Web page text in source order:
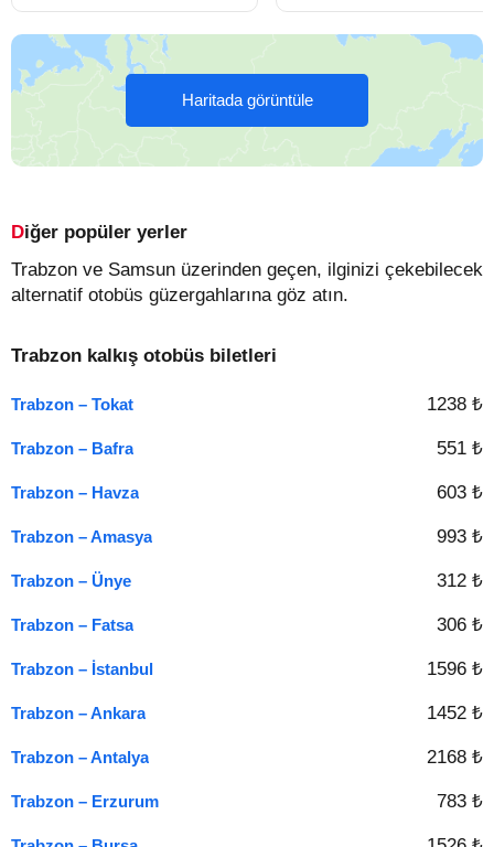
Haritada görüntüle
Diğer popüler yerler
Trabzon ve Samsun üzerinden geçen, ilginizi çekebilecek
alternatif otobüs güzergahlarına göz atın.
Trabzon kalkış otobüs biletleri
Trabzon – Tokat 1238 ₺
Trabzon – Bafra 551 ₺
Trabzon – Havza 603 ₺
Trabzon – Amasya 993 ₺
Trabzon – Ünye 312 ₺
Trabzon – Fatsa 306 ₺
Trabzon – İstanbul 1596 ₺
Trabzon – Ankara 1452 ₺
Trabzon – Antalya 2168 ₺
Trabzon – Erzurum 783 ₺